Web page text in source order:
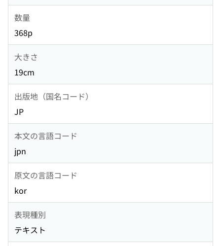
数量
368p
大きさ
19cm
出版地（国名コード）
JP
本文の言語コード
jpn
原文の言語コード
kor
表現種別
テキスト